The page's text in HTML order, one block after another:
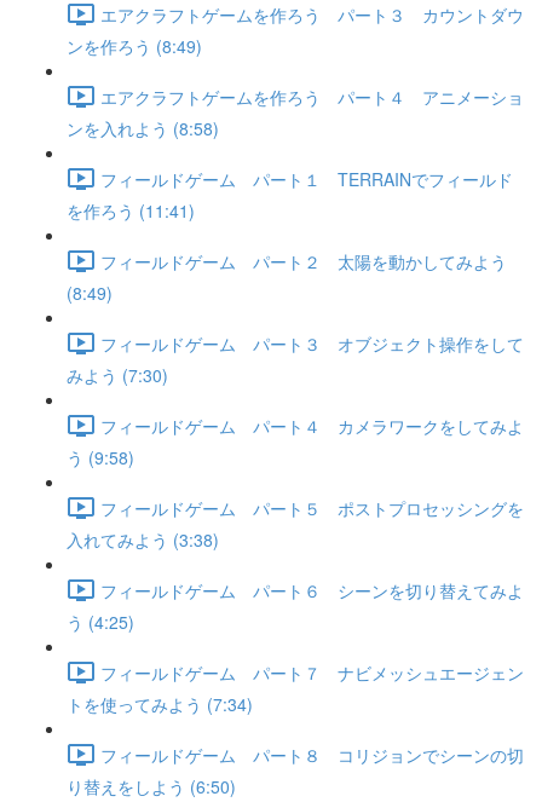
エアクラフトゲームを作ろう パート３ カウントダウ
ンを作ろう (8:49)
エアクラフトゲームを作ろう パート４ アニメーショ
ンを入れよう (8:58)
フィールドゲーム パート１ TERRAINでフィールド
を作ろう (11:41)
フィールドゲーム パート２ 太陽を動かしてみよう
(8:49)
フィールドゲーム パート３ オブジェクト操作をして
みよう (7:30)
フィールドゲーム パート４ カメラワークをしてみよ
う (9:58)
フィールドゲーム パート５ ポストプロセッシングを
入れてみよう (3:38)
フィールドゲーム パート６ シーンを切り替えてみよ
う (4:25)
フィールドゲーム パート７ ナビメッシュエージェン
トを使ってみよう (7:34)
フィールドゲーム パート８ コリジョンでシーンの切
り替えをしよう (6:50)